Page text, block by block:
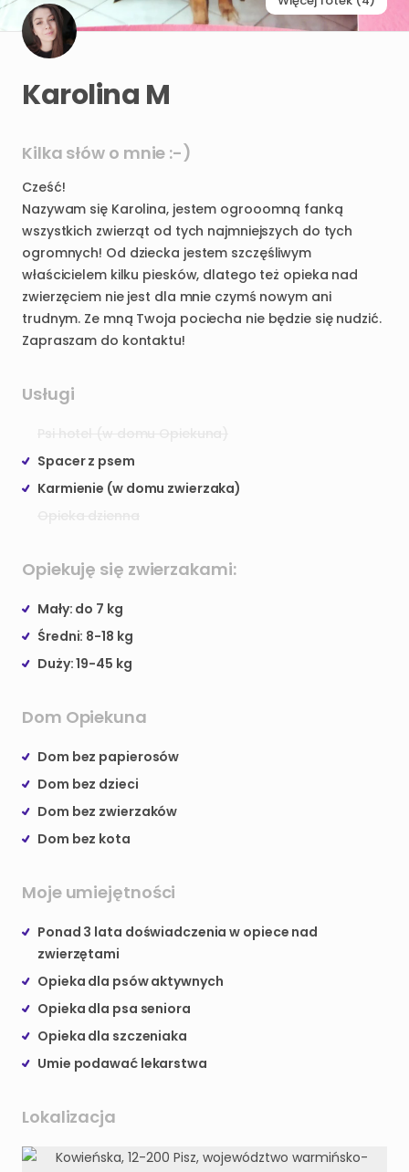
Karolina M
Kilka słów o mnie :-)
Cześć!
Nazywam się Karolina​,​ jestem ogrooomną fanką
wszystkich zwierząt od tych najmniejszych do tych
ogromnych! Od dziecka jestem szczęśliwym
właścicielem kilku piesków​,​ dlatego też opieka nad
zwierzęciem nie jest dla mnie czymś nowym ani
trudnym. Ze mną Twoja pociecha nie będzie się nudzić.
Zapraszam do kontaktu!
Usługi
Spacer z psem
Karmienie (w domu zwierzaka)
Opiekuję się zwierzakami:
Mały: do 7 kg
Średni: 8-18 kg
Duży: 19-45 kg
Dom Opiekuna
Dom bez papierosów
Dom bez dzieci
Dom bez zwierzaków
Dom bez kota
Moje umiejętności
Ponad 3 lata doświadczenia w opiece nad
zwierzętami
Opieka dla psów aktywnych
Opieka dla psa seniora
Opieka dla szczeniaka
Umie podawać lekarstwa
Lokalizacja